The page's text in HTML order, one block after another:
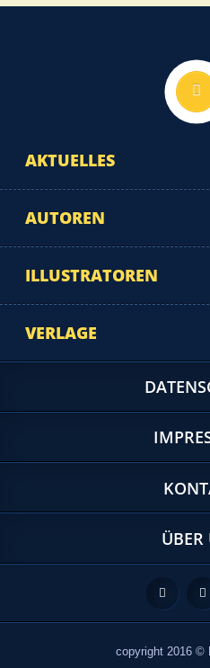
AKTUELLES
AUTOREN
ILLUSTRATOREN
VERLAGE
copyright 2016 ©
ÜBER